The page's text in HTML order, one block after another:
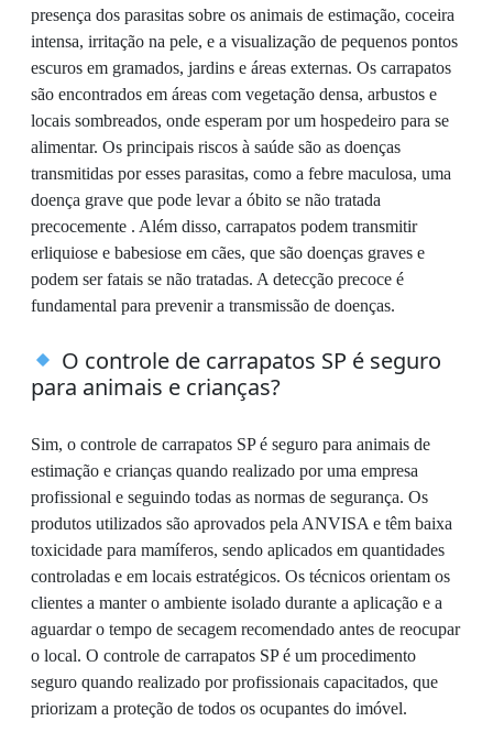
presença dos parasitas sobre os animais de estimação, coceira
intensa, irritação na pele, e a visualização de pequenos pontos
escuros em gramados, jardins e áreas externas. Os carrapatos
são encontrados em áreas com vegetação densa, arbustos e
locais sombreados, onde esperam por um hospedeiro para se
alimentar. Os principais riscos à saúde são as doenças
transmitidas por esses parasitas, como a febre maculosa, uma
doença grave que pode levar a óbito se não tratada
precocemente . Além disso, carrapatos podem transmitir
erliquiose e babesiose em cães, que são doenças graves e
podem ser fatais se não tratadas. A detecção precoce é
fundamental para prevenir a transmissão de doenças.
O controle de carrapatos SP é seguro
para animais e crianças?
Sim, o controle de carrapatos SP é seguro para animais de
estimação e crianças quando realizado por uma empresa
profissional e seguindo todas as normas de segurança. Os
produtos utilizados são aprovados pela ANVISA e têm baixa
toxicidade para mamíferos, sendo aplicados em quantidades
controladas e em locais estratégicos. Os técnicos orientam os
clientes a manter o ambiente isolado durante a aplicação e a
aguardar o tempo de secagem recomendado antes de reocupar
o local. O controle de carrapatos SP é um procedimento
seguro quando realizado por profissionais capacitados, que
priorizam a proteção de todos os ocupantes do imóvel.